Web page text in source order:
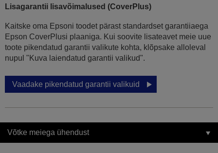
Lisagarantii lisavõimalused (CoverPlus)
Kaitske oma Epsoni toodet pärast standardset garantiiaega
Epson CoverPlusi plaaniga. Kui soovite lisateavet meie uue
toote pikendatud garantii valikute kohta, klõpsake alloleval
nupul "Kuva laiendatud garantii valikud".
Vaadake pikendatud garantii valikuid
Võtke meiega ühendust